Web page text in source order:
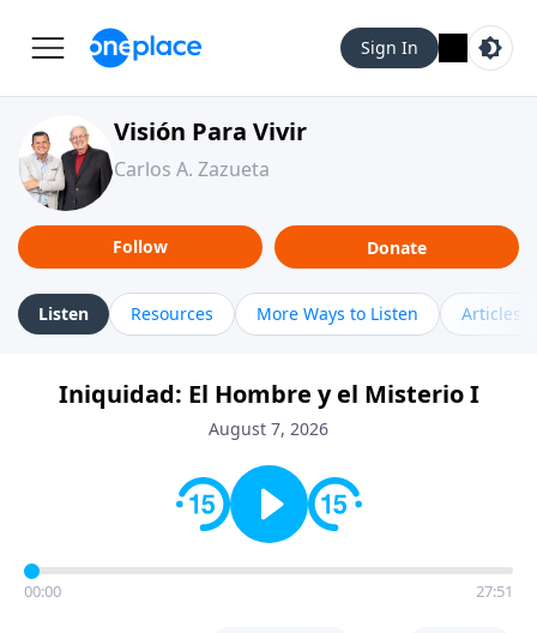
Sign In
Visión Para Vivir
Carlos A. Zazueta
Follow Donate
Listen Resources More Ways to Listen Articles
Iniquidad: El Hombre y el Misterio I
August 7, 2026
00:00 27:51